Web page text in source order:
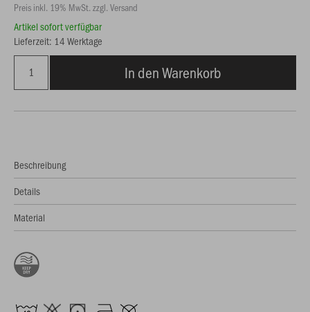
Preis inkl. 19% MwSt. zzgl. Versand
Artikel sofort verfügbar
Lieferzeit: 14 Werktage
In den Warenkorb
Beschreibung
Details
Material